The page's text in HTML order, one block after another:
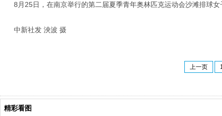
8月25日，在南京举行的第二届夏季青年奥林匹克运动会沙滩排球
中新社发 泱波 摄
上一页
精彩看图